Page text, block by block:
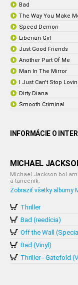
Bad
The Way You Make
Speed Demon
Liberian Girl
Just Good Friends
Another Part Of Me
Man In The Mirror
I Just Can't Stop
Dirty Diana
Smooth Criminal
INFORMÁCIE O
MICHAEL
Michael Jackson bol
a tanečník.
Zobraziť všetky albumy
Thriller
Bad (reedícia)
Off the Wall
Bad (Vinyl)
Thriller - Gatefold